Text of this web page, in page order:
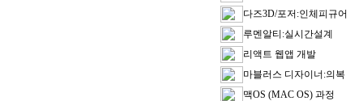
다즈3D/포저:인체피규어
루멘알티:실시간설계
리액트 웹앱 개발
마블러스 디자이너:의복
맥OS (MAC OS) 과정